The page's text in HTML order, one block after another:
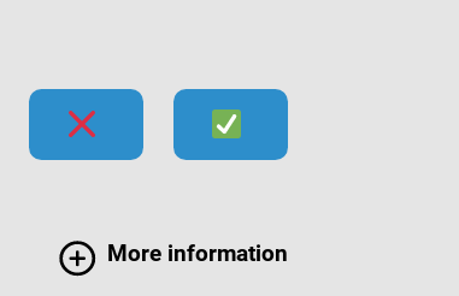
More information
Filme zur Hygiene